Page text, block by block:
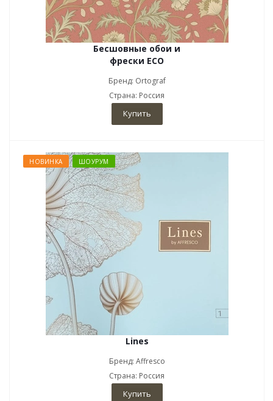
Бесшовные обои и
фрески ECO
Бренд: Ortograf
Страна: Россия
Купить
НОВИНКА ШОУРУМ
Lines
Бренд: Affresco
Страна: Россия
Купить